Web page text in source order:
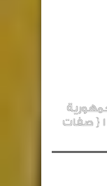
سورة الجن دروس وعبر / الجزء/ 1 { صفات